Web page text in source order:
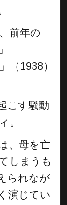
前年の
」
」（1938）
こす騒動
。
、母を亡
しまうも
られなが
演じてい